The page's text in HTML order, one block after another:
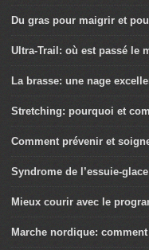
Du gras pour maigrir et
Ultra-Trail: où est passé le
La brasse: une nage
Stretching: pourquoi et
Comment prévenir et
Syndrome de l’essuie-
Mieux courir avec le
Marche nordique: